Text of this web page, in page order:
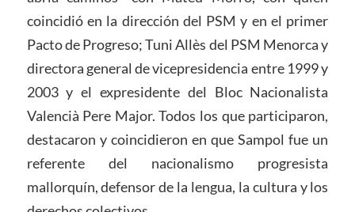
coincidió en la dirección del PSM y en el primer
Pacto de Progreso; Tuni Allès del PSM Menorca y
directora general de vicepresidencia entre 1999 y
2003 y el expresidente del Bloc Nacionalista
Valencià Pere Major. Todos los que participaron,
destacaron y coincidieron en que Sampol fue un
referente del nacionalismo progresista
mallorquín, defensor de la lengua, la cultura y los